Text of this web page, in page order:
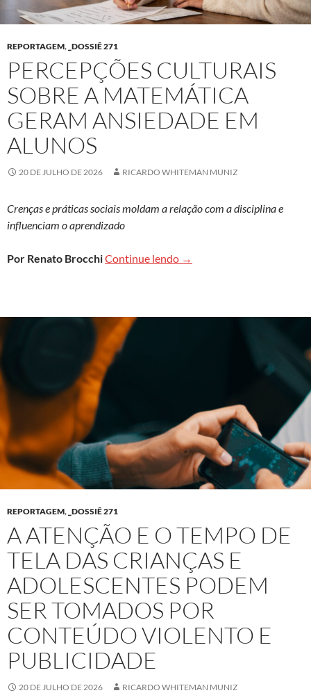
REPORTAGEM, _DOSSIÊ 271
PERCEPÇÕES CULTURAIS
SOBRE A MATEMÁTICA
GERAM ANSIEDADE EM
ALUNOS
20 DE JULHO DE 2026 RICARDO WHITEMAN MUNIZ
Crenças e práticas sociais moldam a relação com a disciplina e
influenciam o aprendizado
Por Renato BrocchiContinue lendo Percepções culturais
→
REPORTAGEM, _DOSSIÊ 271
A ATENÇÃO E O TEMPO DE
TELA DAS CRIANÇAS E
ADOLESCENTES PODEM
SER TOMADOS POR
CONTEÚDO VIOLENTO E
PUBLICIDADE
20 DE JULHO DE 2026 RICARDO WHITEMAN MUNIZ